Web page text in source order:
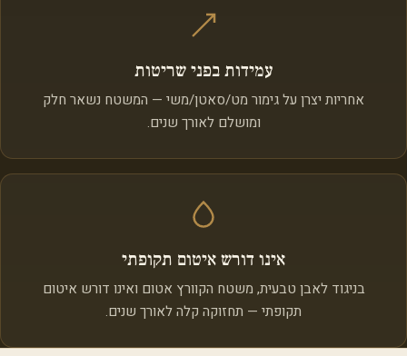
עמידות בפני שריטות
אחריות יצרן על גימור מט/סאטן/משי — המשטח נשאר חלק
ומושלם לאורך שנים.
אינו דורש איטום תקופתי
בניגוד לאבן טבעית, משטח הקוורץ אטום ואינו דורש איטום
תקופתי — תחזוקה קלה לאורך שנים.